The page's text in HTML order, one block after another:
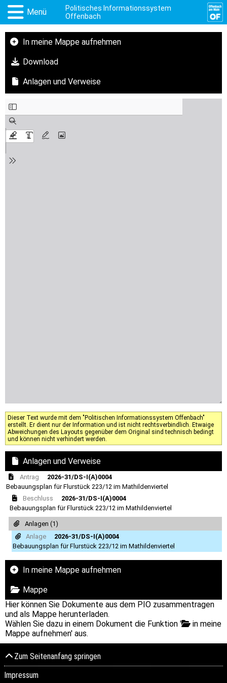
Menü
Politisches Informationssystem
Offenbach
In meine Mappe aufnehmen
Download
Anlagen und Verweise
Dieser Text wurde mit dem "Politischen Informationssystem Offenbach"
erstellt. Er dient nur der Information und ist nicht rechtsverbindlich. Etwaige
Abweichungen des Layouts gegenüber dem Original sind technisch bedingt
und können nicht verhindert werden.
Anlagen und Verweise
Antrag
2026-31/DS-I(A)0004
Bebauungsplan für Flurstück 223/12 im Mathildenviertel
Beschluss
2026-31/DS-I(A)0004
Bebauungsplan für Flurstück 223/12 im Mathildenviertel
Anlagen (1)
Anlage
2026-31/DS-I(A)0004
Bebauungsplan für Flurstück 223/12 im Mathildenviertel
In meine Mappe aufnehmen
Mappe
Hier können Sie Dokumente aus dem PIO zusammentragen
und als Mappe herunterladen.
Wählen Sie dazu in einem Dokument die Funktion '
in meine
Mappe aufnehmen' aus.
Zum Seitenanfang springen
Impressum